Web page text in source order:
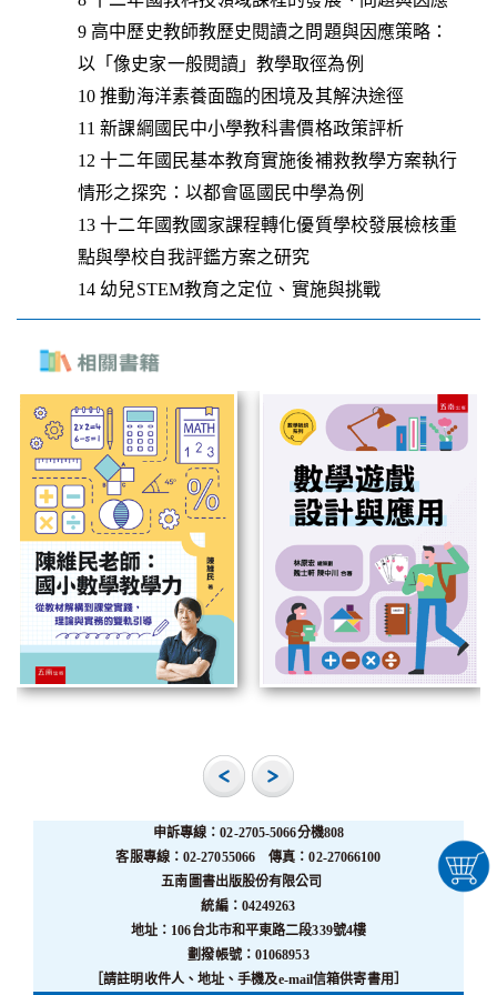
9 高中歷史教師教歷史閱讀之問題與因應策略：
以「像史家一般閱讀」教學取徑為例
10 推動海洋素養面臨的困境及其解決途徑
11 新課綱國民中小學教科書價格政策評析
12 十二年國民基本教育實施後補救教學方案執行
情形之探究：以都會區國民中學為例
13 十二年國教國家課程轉化優質學校發展檢核重
點與學校自我評鑑方案之研究
14 幼兒STEM教育之定位、實施與挑戰
申訴專線：02-2705-5066分機808
客服專線：02-27055066 傳真：02-27066100
五南圖書出版股份有限公司
統編：04249263
地址：106台北市和平東路二段339號4樓
劃撥帳號：01068953
［請註明收件人、地址、手機及e-mail信箱供寄書用］